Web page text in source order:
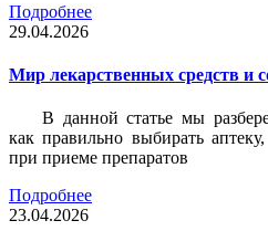
Подробнее
29.04.2026
Мир лекарственных средств и
В данной статье мы
как правильно выбирать
при приеме препаратов
Подробнее
23.04.2026